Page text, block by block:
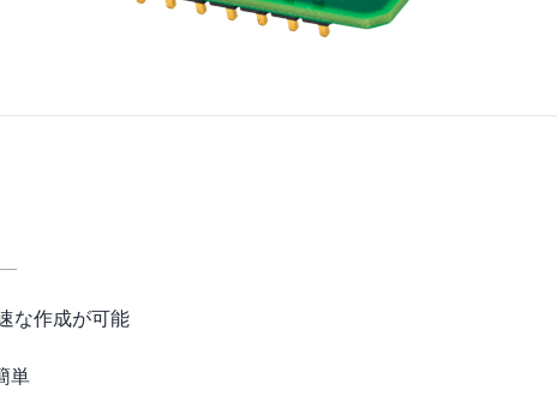
な作成が可能
単